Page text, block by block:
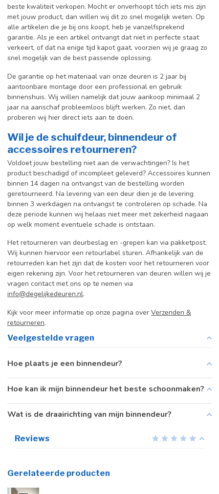
beste kwaliteit verkopen. Mocht er onverhoopt tóch iets mis zijn
met jouw product, dan willen wij dit zo snel mogelijk weten. Op
alle artikelen die je bij ons koopt, heb je vanzelfsprekend
garantie. Als je een artikel ontvangt dat niet in perfecte staat
verkeert, of dat na enige tijd kapot gaat, voorzien wij je graag zo
snel mogelijk van de best passende oplossing.
De garantie op het materiaal van onze deuren is 2 jaar bij
aantoonbare montage door een professional en gebruik
binnenshuis. Wij willen namelijk dat jouw aankoop minimaal 2
jaar na aanschaf probleemloos blijft werken. Zo niet, dan
proberen wij hier direct iets aan te doen.
Wil je de schuifdeur, binnendeur of
accessoires retourneren?
Voldoet jouw bestelling niet aan de verwachtingen? Is het
product beschadigd of incompleet geleverd? Accessoires kunnen
binnen 14 dagen na ontvangst van de bestelling worden
geretourneerd. Na levering van een deur dien je de levering
binnen 3 werkdagen na ontvangst te controleren op schade. Na
deze periode kunnen wij helaas niet meer met zekerheid nagaan
op welk moment eventuele schade is ontstaan.
Het retourneren van deurbeslag en -grepen kan via pakketpost.
Wij kunnen hiervoor een retourlabel sturen. Afhankelijk van de
retourreden kan het zijn dat de kosten voor het retourneren voor
eigen rekening zijn. Voor het retourneren van deuren willen wij je
vragen contact met ons op te nemen via
info@degelijkedeuren.nl.
Kijk voor meer informatie op onze pagina over Verzenden &
retourneren.
Veelgestelde vragen
Hoe plaats je een binnendeur?
Hoe kan ik mijn binnendeur het beste schoonmaken?
Wat is de draairichting van mijn binnendeur?
Reviews
Gerelateerde producten